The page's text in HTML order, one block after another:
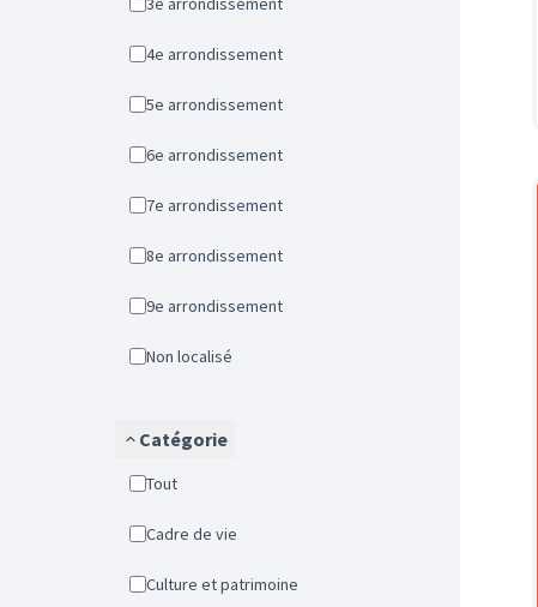
4e arrondissement
5e arrondissement
6e arrondissement
7e arrondissement
8e arrondissement
9e arrondissement
Non localisé
Catégorie
Tout
Cadre de vie
Culture et patrimoine